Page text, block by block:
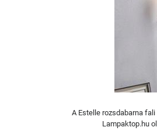
A Estelle rozsdabarna
Lampaktop.hu